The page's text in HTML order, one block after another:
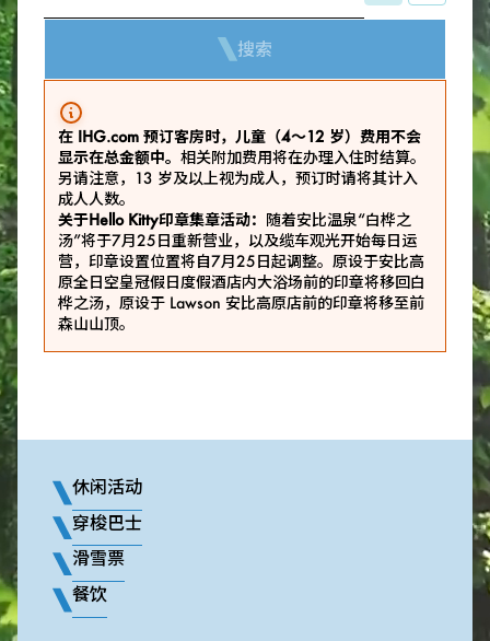
搜索
在 IHG.com 预订客房时，儿童（4～12 岁）费用不会
显示在总金额中。 相关附加费用将在办理入住时结算。
另请注意，13 岁及以上视为成人，预订时请将其计入
成人人数。
关于Hello Kitty印章集章活动： 随着安比温泉“白桦之
汤”将于7月25日重新营业，以及缆车观光开始每日运
营，印章设置位置将自7月25日起调整。原设于安比高
原全日空皇冠假日度假酒店内大浴场前的印章将移回白
桦之汤，原设于 Lawson 安比高原店前的印章将移至前
森山山顶。
休闲活动
穿梭巴士
滑雪票
餐饮